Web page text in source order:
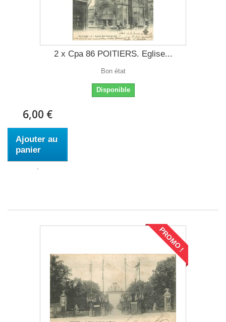
2 x Cpa 86 POITIERS. Eglise...
Bon état
Disponible
6,00 €
Ajouter au
panier
PROMO !